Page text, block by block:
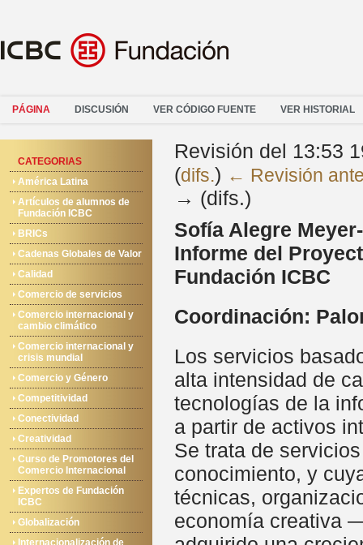
PÁGINA DISCUSIÓN VER CÓDIGO FUENTE VER HISTORIAL
CATEGORIAS
América Latina
Artículos de alumnos de
Fundación ICBC
BRICs
Cadenas Globales de Valor
Calidad
Comercio de servicios
Comercio internacional y
cambio climático
Comercio internacional y
crisis mundial
Comercio y Género
Competitividad
Conectividad
Creatividad
Curso de Promotores del
Comercio Internacional
Expertos de Fundación
ICBC
Globalización
Internacionalización de
Revisión del 13:53
(difs.) ← Revisión
→ (difs.)
Sofía Alegre
Informe del
Fundación ICBC
Coordinación:
Los servicios
alta intensidad de
tecnologías de la
a partir de activos
Se trata de
conocimiento, y
técnicas,
economía creativa